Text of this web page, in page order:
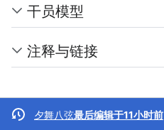
干员模型
注释与链接
夕舞八弦最后编辑于11小时前